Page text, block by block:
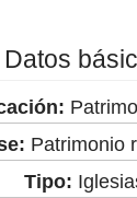
Datos
Patrimonio
Tipo: